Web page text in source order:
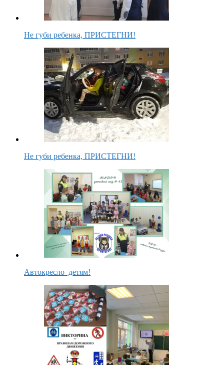
Не губи ребенка, ПРИСТЕГНИ!
Не губи ребенка, ПРИСТЕГНИ!
Автокресло–детям!